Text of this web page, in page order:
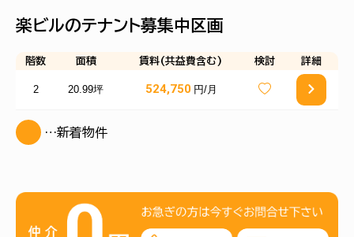
楽ビルのテナント募集中区画
階数 面積 賃料(共益費含む) 検討 詳細
2 20.99坪 524,750 円/月
…新着物件